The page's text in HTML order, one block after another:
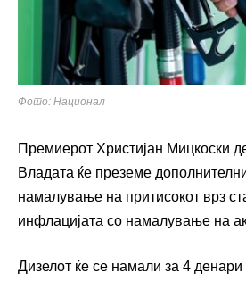
Фото: Национал
Премиерот Христијан Мицкоски
Владата ќе преземе
намалување на притисокот врз
инфлацијата со намалување на
Дизелот ќе се намали за 4 денари